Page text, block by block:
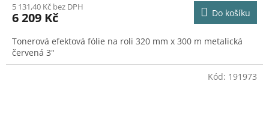
5 131,40 Kč bez DPH
6 209 Kč Do košíku
Tonerová efektová fólie na roli 320 mm x 300 m metalická
červená 3"
Kód: 191973